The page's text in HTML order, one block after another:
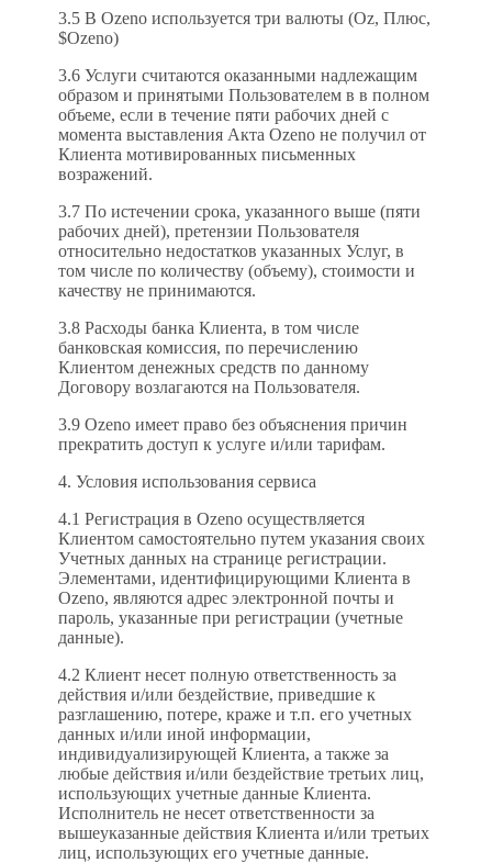
3.5 В Ozeno используется три валюты (Oz, Плюс,
$Ozeno)
3.6 Услуги считаются оказанными надлежащим
образом и принятыми Пользователем в в полном
объеме, если в течение пяти рабочих дней с
момента выставления Акта Ozeno не получил от
Клиента мотивированных письменных
возражений.
3.7 По истечении срока, указанного выше (пяти
рабочих дней), претензии Пользователя
относительно недостатков указанных Услуг, в
том числе по количеству (объему), стоимости и
качеству не принимаются.
3.8 Расходы банка Клиента, в том числе
банковская комиссия, по перечислению
Клиентом денежных средств по данному
Договору возлагаются на Пользователя.
3.9 Ozeno имеет право без объяснения причин
прекратить доступ к услуге и/или тарифам.
4. Условия использования сервиса
4.1 Регистрация в Ozeno осуществляется
Клиентом самостоятельно путем указания своих
Учетных данных на странице регистрации.
Элементами, идентифицирующими Клиента в
Ozeno, являются адрес электронной почты и
пароль, указанные при регистрации (учетные
данные).
4.2 Клиент несет полную ответственность за
действия и/или бездействие, приведшие к
разглашению, потере, краже и т.п. его учетных
данных и/или иной информации,
индивидуализирующей Клиента, а также за
любые действия и/или бездействие третьих лиц,
использующих учетные данные Клиента.
Исполнитель не несет ответственности за
вышеуказанные действия Клиента и/или третьих
лиц, использующих его учетные данные.